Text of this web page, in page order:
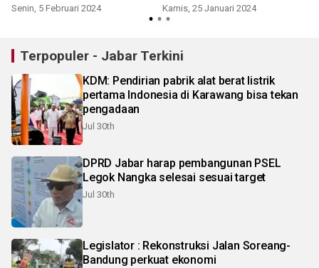
toleransi
Senin, 5 Februari 2024 Kamis, 25 Januari 2024
Terpopuler - Jabar Terkini
KDM: Pendirian pabrik alat berat listrik
pertama Indonesia di Karawang bisa tekan
pengadaan
Jul 30th
DPRD Jabar harap pembangunan PSEL
Legok Nangka selesai sesuai target
Jul 30th
Legislator : Rekonstruksi Jalan Soreang-
Bandung perkuat ekonomi